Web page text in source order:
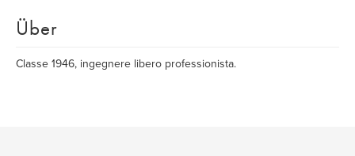
Über
Classe 1946, ingegnere libero professionista.